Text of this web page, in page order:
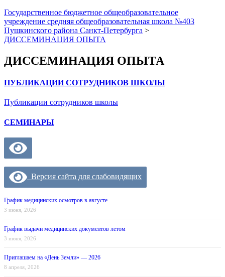
Государственное бюджетное общеобразовательное
учреждение средняя общеобразовательная школа №403
Пушкинского района Санкт-Петербурга >
ДИССЕМИНАЦИЯ ОПЫТА
ДИССЕМИНАЦИЯ ОПЫТА
ПУБЛИКАЦИИ СОТРУДНИКОВ ШКОЛЫ
Публикации сотрудников школы
СЕМИНАРЫ
Версия сайта для слабовидящих
График медицинских осмотров в августе
3 июня, 2026
График выдачи медицинских документов летом
3 июня, 2026
Приглашаем на «День Земли» — 2026
8 апреля, 2026